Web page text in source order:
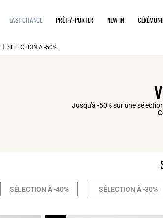
LAST CHANCE PRÊT-À-PORTER NEW IN
SÉLECTION À -50%
Jusqu'à -50% sur une
SÉLECTION À -40% SÉLECTION À -30%